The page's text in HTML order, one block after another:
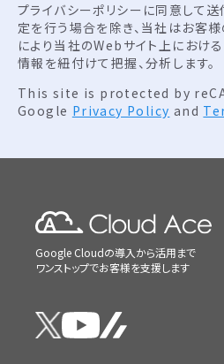
プライバシーポリシーに同意して
定を行う場合を除き、当社はお客
により当社のWebサイト上におけ
情報を紐付けて把握、分析します。
This site is protected by
Google Privacy Policy and
Google Cloudの導入から活用まで
ワンストップでお客様を支援します